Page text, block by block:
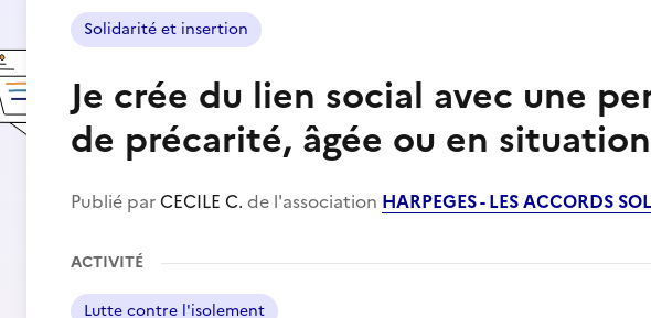
Solidarité et insertion
Je crée du lien social avec une
de précarité, âgée ou en
Publié par CECILE C. de l'association HARPEGES - LES ACCORDS
ACTIVITÉ
Lutte contre l'isolement